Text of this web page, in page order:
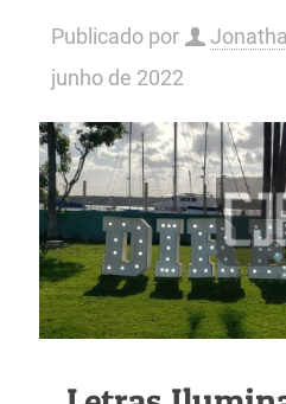
Publicado por
junho de 2022